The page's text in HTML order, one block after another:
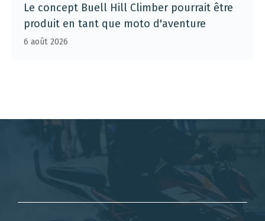
Le concept Buell Hill Climber pourrait être
produit en tant que moto d'aventure
6 août 2026